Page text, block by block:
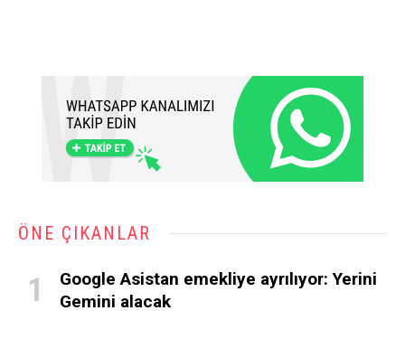
ÖNE ÇIKANLAR
Google Asistan emekliye ayrılıyor: Yerini
Gemini alacak